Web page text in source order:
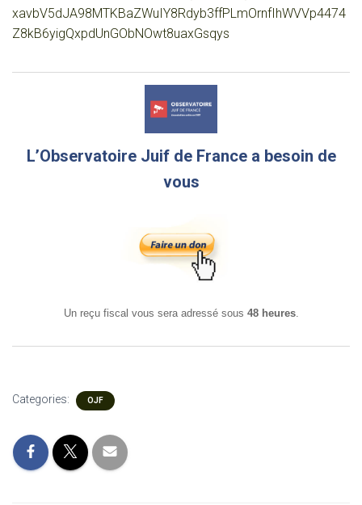
xavbV5dJA98MTKBaZWuIY8Rdyb3ffPLmOrnfIhWVVp4474
Z8kB6yigQxpdUnGObNOwt8uaxGsqys
L’Observatoire Juif de France a besoin de
vous
Un reçu fiscal vous sera adressé sous 48 heures.
Categories: OJF